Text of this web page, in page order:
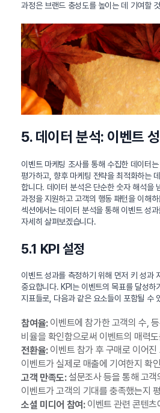
과정은 브랜드 충성도를 높이는 데 기여할
5. 데이터 분석: 이벤트
이벤트 마케팅 조사를 통해 수집한 데이터
평가하고, 향후 마케팅 전략을 최적화하는
합니다. 데이터 분석은 단순한 숫자 해석을
과정을 지원하고 고객의 행동 패턴을 이해
섹션에서는 데이터 분석을 통해 이벤트 성
자세히 살펴보겠습니다.
5.1 KPI 설정
이벤트 성과를 측정하기 위해 먼저 키 성과
중요합니다. KPI는 이벤트의 목표를 달성하
지표들로, 다음과 같은 요소들이 포함될 수
참여율:이벤트에 참가한 고객의 수,
비율을 확인함으로써 이벤트의 매력
전환율:이벤트 참가 후 구매로 이어진
이벤트가 실제로 매출에 기여한지 확
고객 만족도:설문조사 등을 통해 고객
이벤트가 고객의 기대를 충족했는지
소셜 미디어 참여:이벤트 관련 콘텐츠